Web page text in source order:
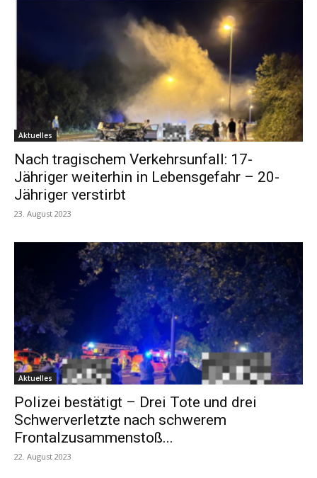
Aktuelles
Nach tragischem Verkehrsunfall: 17-
Jähriger weiterhin in Lebensgefahr – 20-
Jähriger verstirbt
23. August 2023
Aktuelles
Polizei bestätigt – Drei Tote und drei
Schwerverletzte nach schwerem
Frontalzusammenstoß...
22. August 2023